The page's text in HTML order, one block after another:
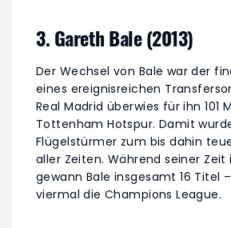
3. Gareth Bale (2013)
Der Wechsel von Bale war der
eines ereignisreichen
Real Madrid überwies für ihn 101
Tottenham Hotspur. Damit
Flügelstürmer zum bis dahin
aller Zeiten. Während seiner Zeit
gewann Bale insgesamt 16 Titel
viermal die Champions League.